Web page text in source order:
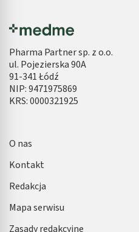
Pharma Partner sp. z o.o.
ul. Pojezierska 90A
91-341 Łódź
NIP: 9471975869
KRS: 0000321925
O nas
Kontakt
Redakcja
Mapa serwisu
Zasady redakcyjne